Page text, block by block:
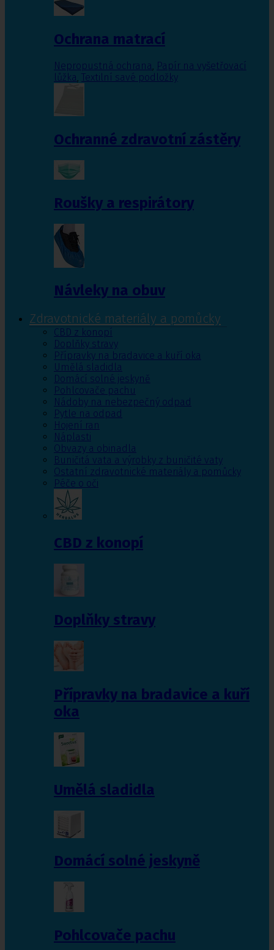
Ochrana matrací
Nepropustná ochrana, Papír na vyšetřovací
lůžka, Textilní savé podložky
Ochranné zdravotní zástěry
Roušky a respirátory
Návleky na obuv
Zdravotnické materiály a pomůcky
CBD z konopí
Doplňky stravy
Přípravky na bradavice a kuří oka
Umělá sladidla
Domácí solné jeskyně
Pohlcovače pachu
Nádoby na nebezpečný odpad
Pytle na odpad
Hojení ran
Náplasti
Obvazy a obinadla
Buničitá vata a výrobky z buničité vaty
Ostatní zdravotnické materiály a pomůcky
Péče o oči
CBD z konopí
Doplňky stravy
Přípravky na bradavice a kuří
oka
Umělá sladidla
Domácí solné jeskyně
Pohlcovače pachu